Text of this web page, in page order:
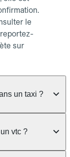
le
sur
un taxi ?
bagages
"Message
vtc ?